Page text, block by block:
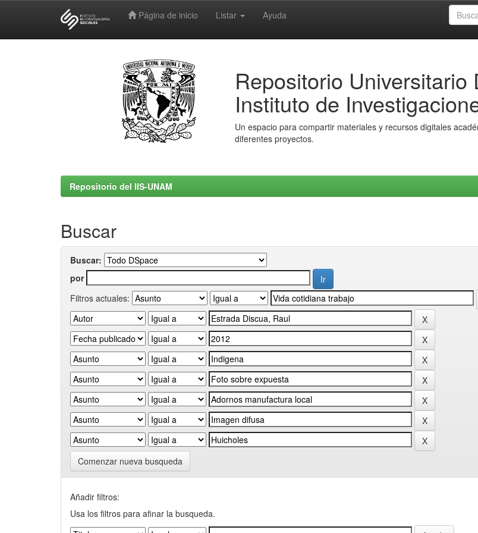
Página de inicio Listar Ayuda
Repositorio Universitario
Instituto de
Un espacio para compartir materiales y recursos digitales
diferentes proyectos.
Repositorio del IIS-UNAM
Buscar
Buscar:
por
Filtros actuales:
Comenzar nueva busqueda
Añadir filtros:
Usa los filtros para afinar la busqueda.